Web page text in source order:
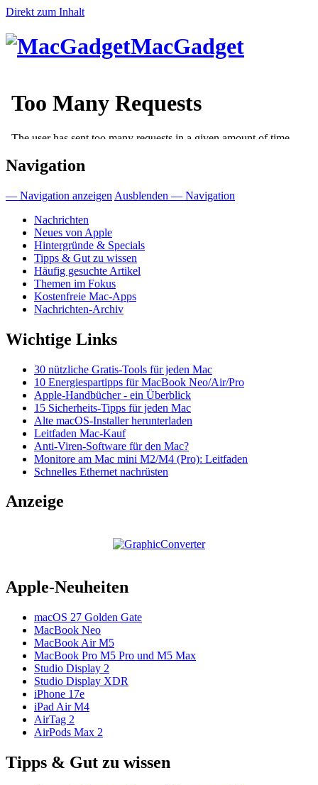
Direkt zum Inhalt
MacGadget
Navigation
— Navigation anzeigen Ausblenden — Navigation
Nachrichten
Neues von Apple
Hintergründe & Specials
Tipps & Gut zu wissen
Häufig gesuchte Artikel
Themen im Fokus
Kostenfreie Mac-Apps
Nachrichten-Archiv
Wichtige Links
30 nützliche Gratis-Tools für jeden Mac
10 Energiespartipps für MacBook Neo/Air/Pro
Apple-Handbücher - ein Überblick
15 Sicherheits-Tipps für jeden Mac
Alte macOS-Installer herunterladen
Leitfaden Mac-Kauf
Anti-Viren-Software für den Mac?
Monitore am Mac mini M2/M4 (Pro): Leitfaden
Schnelles Ethernet nachrüsten
Anzeige
Apple-Neuheiten
macOS 27 Golden Gate
MacBook Neo
MacBook Air M5
MacBook Pro M5 Pro und M5 Max
Studio Display 2
Studio Display XDR
iPhone 17e
iPad Air M4
AirTag 2
AirPods Max 2
Tipps & Gut zu wissen